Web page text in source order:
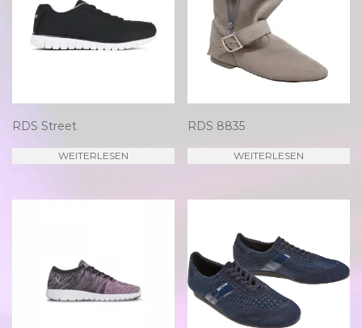
RDS Street
WEITERLESEN
RDS 8835
WEITERLESEN